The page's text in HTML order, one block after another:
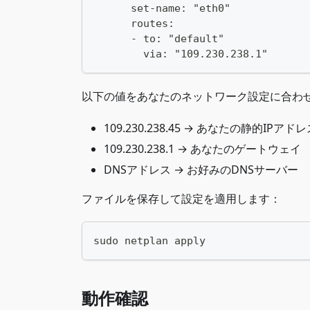
      set-name: "eth0"
      routes:
      - to: "default"
        via: "109.230.238.1"
以下の値をあなたのネットワーク設定に合わ
109.230.238.45 → あなたの静的IPアドレ
109.230.238.1 → あなたのゲートウェイ
DNSアドレス → お好みのDNSサーバー
ファイルを保存して設定を適用します：
sudo netplan apply
動作確認